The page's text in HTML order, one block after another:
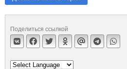
Поделиться ссылкой